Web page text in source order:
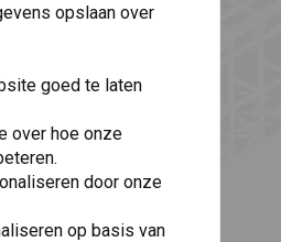
opslaan over
goed te laten
over hoe onze
door onze
op basis van